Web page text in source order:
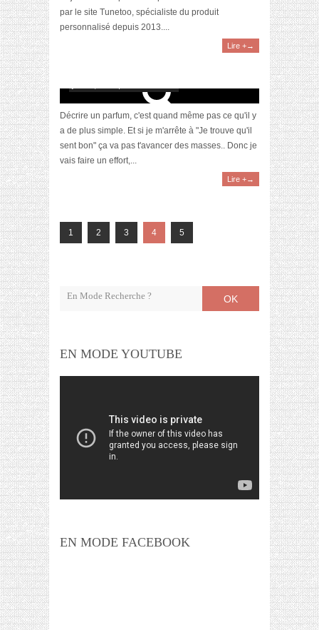
par le site Tunetoo, spécialiste du produit
personnalisé depuis 2013....
Lire +→
Décrire un parfum, c'est quand même pas ce qu'il y
a de plus simple. Et si je m'arrête à "Je trouve qu'il
sent bon" ça va pas t'avancer des masses.. Donc je
vais faire un effort,...
Lire +→
1 2 3 4 5
OK
EN MODE YOUTUBE
EN MODE FACEBOOK